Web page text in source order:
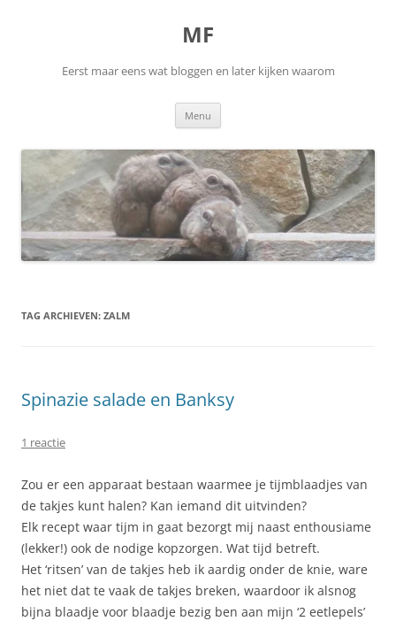
MF
Eerst maar eens wat bloggen en later kijken waarom
Menu
TAG ARCHIEVEN: ZALM
Spinazie salade en Banksy
1 reactie
Zou er een apparaat bestaan waarmee je tijmblaadjes van
de takjes kunt halen? Kan iemand dit uitvinden?
Elk recept waar tijm in gaat bezorgt mij naast enthousiame
(lekker!) ook de nodige kopzorgen. Wat tijd betreft.
Het ‘ritsen’ van de takjes heb ik aardig onder de knie, ware
het niet dat te vaak de takjes breken, waardoor ik alsnog
bijna blaadje voor blaadje bezig ben aan mijn ‘2 eetlepels’